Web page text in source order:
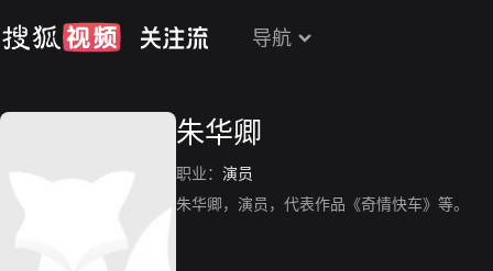
导航
朱华卿
职业： 演员
朱华卿，演员，代表作品《奇情快车》等。